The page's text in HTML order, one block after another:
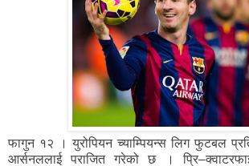
फागुन १२ । युरोपियन च्याम्पियन्स लिग फुटबल
आर्सनललाई पराजित गरेको छ ।